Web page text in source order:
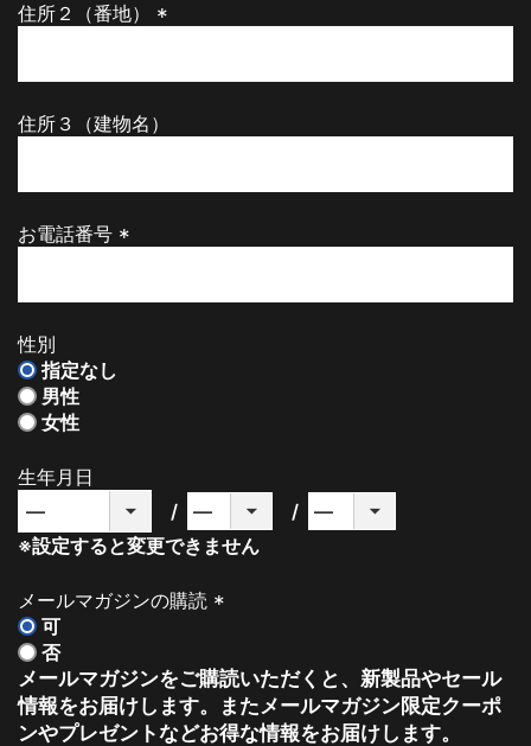
住所２（番地）
)
住所３（建物名）
お電話番号
性別
指定なし
男性
女性
生年月日
※設定すると変更できません
メールマガジンの購読
須
可
否
メールマガジンをご購読いただくと、新製品やセール
情報をお届けします。またメールマガジン限定クーポ
ンやプレゼントなどお得な情報をお届けします。